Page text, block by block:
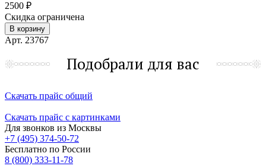
2500 ₽
Скидка ограничена
В корзину
Арт. 23767
Подобрали для вас
Скачать прайс общий
Скачать прайс с картинками
Для звонков из Москвы
+7 (495) 374-50-72
Бесплатно по России
8 (800) 333-11-78